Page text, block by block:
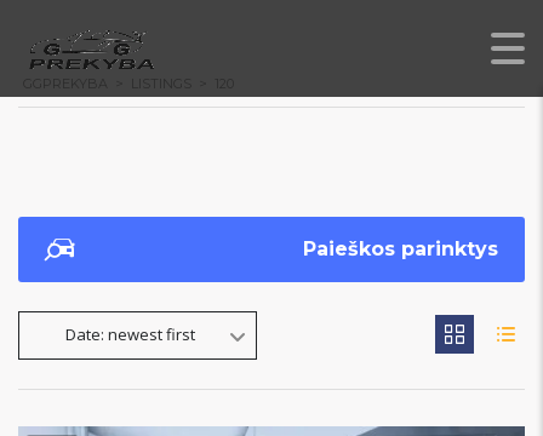
GGPREKYBA LISTINGS
Paieškos parinktys
Date: newest first